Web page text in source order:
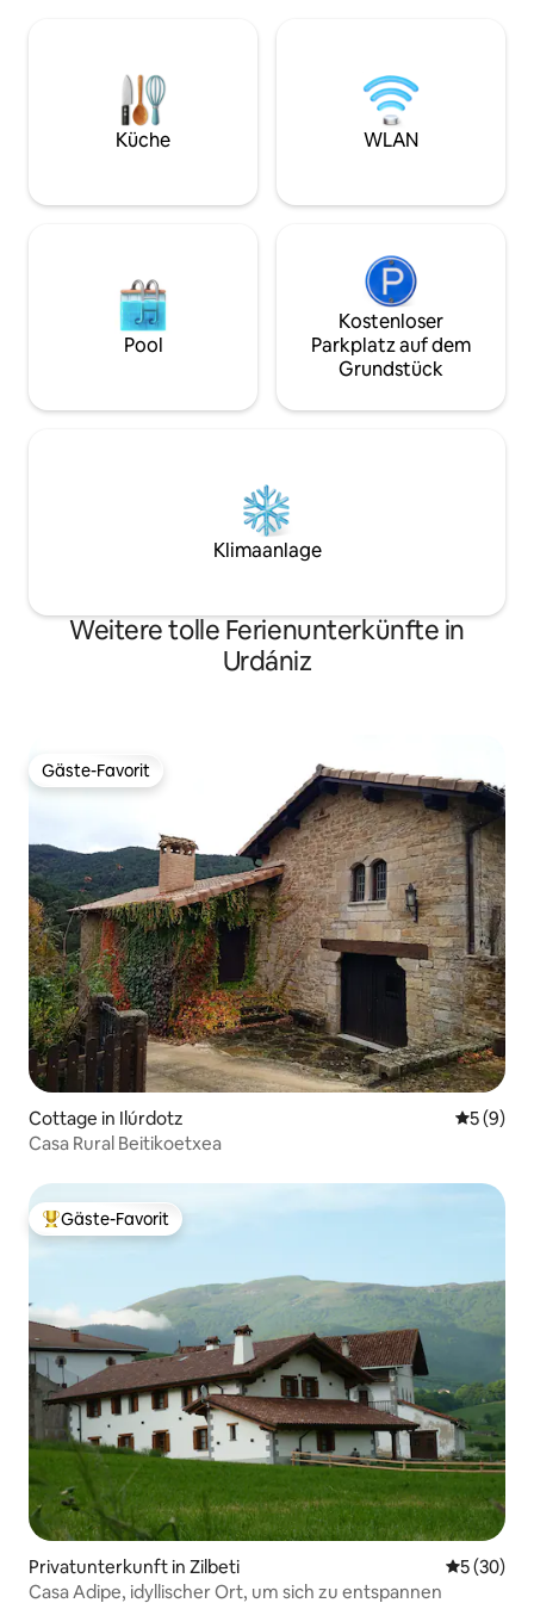
und eine Veranda mit Grill, Tisch und
Stühlen. Im zweiten Stock befinden sich
4 Doppelzimmer, jedes mit Bad und TV,
eines davon besteht die Möglichkeit
... Larrasoaña ist
einer Etappe der
Das Dorf hat
Restaurant, einen
Küche WLAN
Pool
Kostenloser
Parkplatz auf dem
Grundstück
Klimaanlage
Weitere tolle Ferienunterkünfte in
Urdániz
Gäste-Favorit
Gäste-Favorit
Cottage in Ilúrdotz
5 (9)
Casa Rural Beitikoetxea
Beliebter Gäste-Favorit.
Gäste-Favorit
Privatunterkunft in Zilbeti
5 (30)
Casa Adipe, idyllischer Ort, um sich zu entspannen